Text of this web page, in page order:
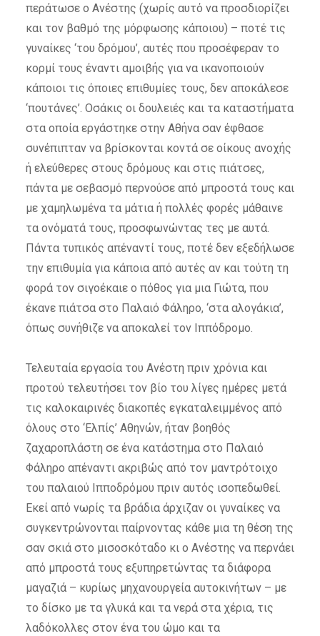
περάτωσε ο Ανέστης (χωρίς αυτό να προσδιορίζει
και τον βαθμό της μόρφωσης κάποιου) – ποτέ τις
γυναίκες ‘του δρόμου’, αυτές που προσέφεραν το
κορμί τους έναντι αμοιβής για να ικανοποιούν
κάποιοι τις όποιες επιθυμίες τους, δεν αποκάλεσε
‘πουτάνες’. Οσάκις οι δουλειές και τα καταστήματα
στα οποία εργάστηκε στην Αθήνα σαν έφθασε
συνέπιπταν να βρίσκονται κοντά σε οίκους ανοχής
ή ελεύθερες στους δρόμους και στις πιάτσες,
πάντα με σεβασμό περνούσε από μπροστά τους και
με χαμηλωμένα τα μάτια ή πολλές φορές μάθαινε
τα ονόματά τους, προσφωνώντας τες με αυτά.
Πάντα τυπικός απέναντί τους, ποτέ δεν εξεδήλωσε
την επιθυμία για κάποια από αυτές αν και τούτη τη
φορά τον σιγοέκαιε ο πόθος για μια Γιώτα, που
έκανε πιάτσα στο Παλαιό Φάληρο, ‘στα αλογάκια’,
όπως συνήθιζε να αποκαλεί τον Ιππόδρομο.
Τελευταία εργασία του Ανέστη πριν χρόνια και
προτού τελευτήσει τον βίο του λίγες ημέρες μετά
τις καλοκαιρινές διακοπές εγκαταλειμμένος από
όλους στο ‘Ελπίς’ Αθηνών, ήταν βοηθός
ζαχαροπλάστη σε ένα κατάστημα στο Παλαιό
Φάληρο απέναντι ακριβώς από τον μαντρότοιχο
του παλαιού Ιπποδρόμου πριν αυτός ισοπεδωθεί.
Εκεί από νωρίς τα βράδια άρχιζαν οι γυναίκες να
συγκεντρώνονται παίρνοντας κάθε μια τη θέση της
σαν σκιά στο μισοσκόταδο κι ο Ανέστης να περνάει
από μπροστά τους εξυπηρετώντας τα διάφορα
μαγαζιά – κυρίως μηχανουργεία αυτοκινήτων – με
το δίσκο με τα γλυκά και τα νερά στα χέρια, τις
λαδόκολλες στον ένα του ώμο και τα